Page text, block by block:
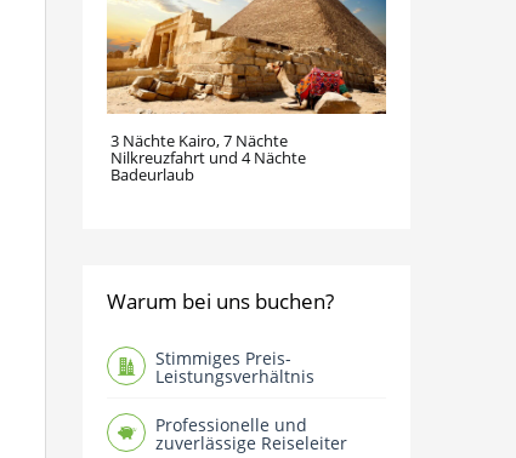
3 Nächte Kairo, 7 Nächte
Nilkreuzfahrt und 4 Nächte
Badeurlaub
Warum bei uns buchen?
Stimmiges Preis-
Leistungsverhältnis
Professionelle und
zuverlässige Reiseleiter